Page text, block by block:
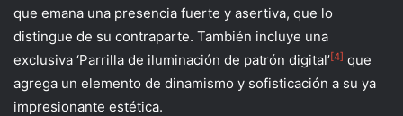
que emana una presencia fuerte y asertiva, que lo
distingue de su contraparte. También incluye una
exclusiva ‘Parrilla de iluminación de patrón digital’[4] que
agrega un elemento de dinamismo y sofisticación a su ya
impresionante estética.